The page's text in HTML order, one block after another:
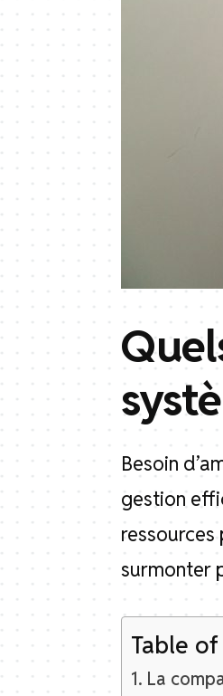
Besoin
gestion
surmonter
Table
La